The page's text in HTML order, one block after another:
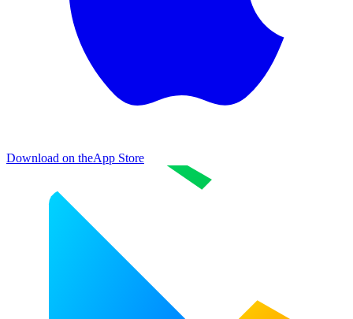
Download on theApp Store